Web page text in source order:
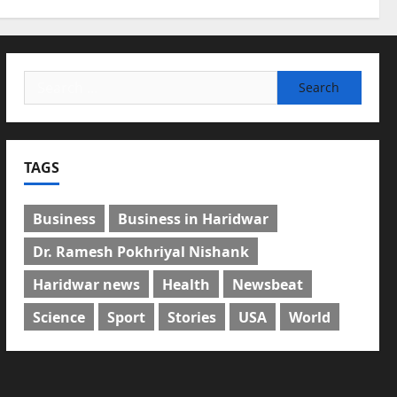
for:
TAGS
Business
Business in Haridwar
Dr. Ramesh Pokhriyal Nishank
Haridwar news
Health
Newsbeat
Science
Sport Stories USA World